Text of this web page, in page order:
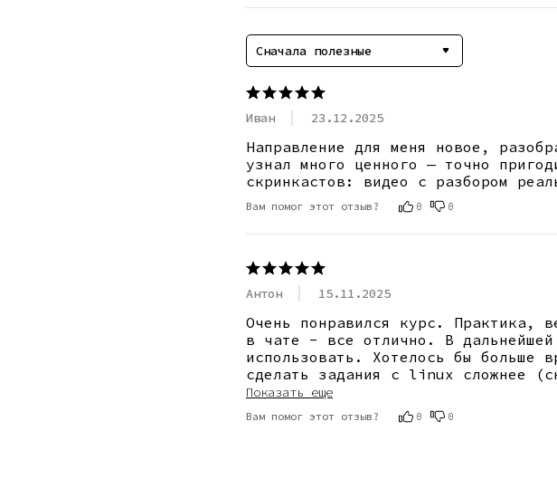
Сначала полезные
Иван 23.12.2025
Направление для меня новое,
узнал много ценного — точно
скринкастов: видео с разбором
Вам помог этот отзыв? 0 0
Антон 15.11.2025
Очень понравился курс. Практика,
в чате - все отлично. В дальнейшей
использовать. Хотелось бы больше
сделать задания с linux сложнее
Показать еще
Вам помог этот отзыв? 0 0